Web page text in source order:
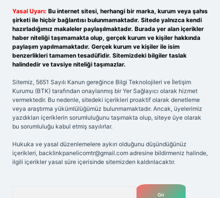
Yasal Uyarı: Bu internet sitesi, herhangi bir marka, kurum veya şahıs
şirketi ile hiçbir bağlantısı bulunmamaktadır. Sitede yalnızca kendi
hazırladığımız makaleler paylaşılmaktadır. Burada yer alan içerikler
haber niteliği taşımamakta olup, gerçek kurum ve kişiler hakkında
paylaşım yapılmamaktadır. Gerçek kurum ve kişiler ile isim
benzerlikleri tamamen tesadüfidir. Sitemizdeki bilgiler taslak
halindedir ve tavsiye niteliği taşımazlar.
Sitemiz, 5651 Sayılı Kanun gereğince Bilgi Teknolojileri ve İletişim
Kurumu (BTK) tarafından onaylanmış bir Yer Sağlayıcı olarak hizmet
vermektedir. Bu nedenle, sitedeki içerikleri proaktif olarak denetleme
veya araştırma yükümlülüğümüz bulunmamaktadır. Ancak, üyelerimiz
yazdıkları içeriklerin sorumluluğunu taşımakta olup, siteye üye olarak
bu sorumluluğu kabul etmiş sayılırlar.
Hukuka ve yasal düzenlemelere aykırı olduğunu düşündüğünüz
içerikleri, backlinkpanelicomtr@gmail.com adresine bildirmeniz halinde,
ilgili içerikler yasal süre içerisinde sitemizden kaldırılacaktır.